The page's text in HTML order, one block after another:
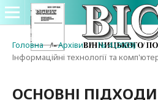
Головна / Архіви / № 4 (2009) /
Інформаційні технології та
ОСНОВНІ